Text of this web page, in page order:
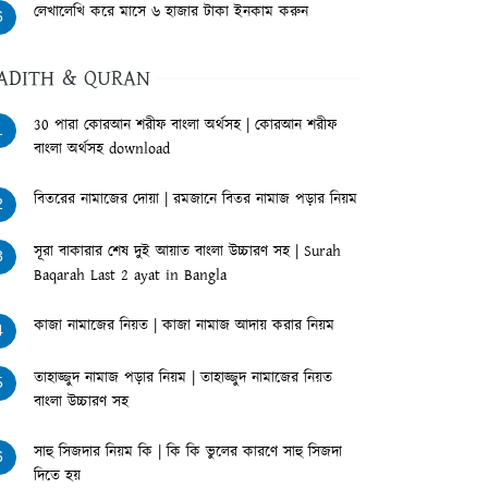
লেখালেখি করে মাসে ৬ হাজার টাকা ইনকাম করুন
& QURAN
30 পারা কোরআন শরীফ বাংলা অর্থসহ | কোরআন শরীফ
বাংলা অর্থসহ download
বিতরের নামাজের দোয়া | রমজানে বিতর নামাজ পড়ার নিয়ম
সূরা বাকারার শেষ দুই আয়াত বাংলা উচ্চারণ সহ | Surah
Baqarah Last 2 ayat in Bangla
কাজা নামাজের নিয়ত | কাজা নামাজ আদায় করার নিয়ম
তাহাজ্জুদ নামাজ পড়ার নিয়ম | তাহাজ্জুদ নামাজের নিয়ত
বাংলা উচ্চারণ সহ
সাহু সিজদার নিয়ম কি | কি কি ভুলের কারণে সাহু সিজদা
দিতে হয়